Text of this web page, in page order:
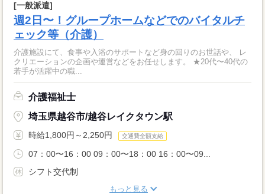
[一般派遣]
週2日〜！グループホームなどでのバイタルチ
ェック等（介護）
介護施設にて、食事や入浴のサポートなど身の回りのお世話や、 レ
クリエーションの企画や運営などをお任せします。 ★20代〜40代の
若手が活躍中の職...
介護福祉士
埼玉県越谷市/越谷レイクタウン駅
時給1,800円～2,250円 交通費全額支給
07：00〜16：00 09：00〜18：00 16：00〜09...
シフト交代制
もっと見る